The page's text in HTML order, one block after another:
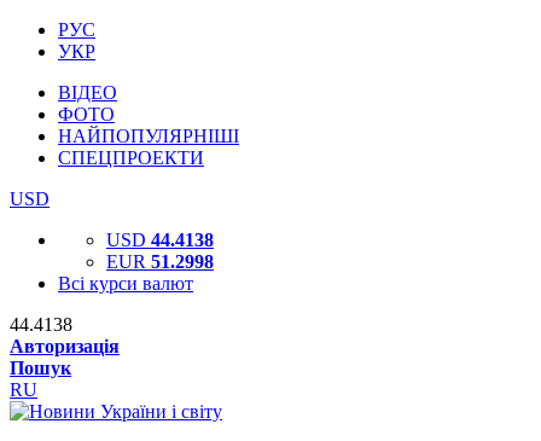
РУС
УКР
ВІДЕО
ФОТО
НАЙПОПУЛЯРНІШІ
СПЕЦПРОЕКТИ
USD
USD 44.4138
EUR 51.2998
Всі курси валют
44.4138
Авторизація
Пошук
RU